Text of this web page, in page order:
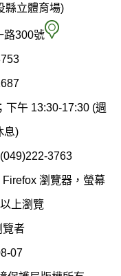
保
局
圖
縣立體育場)
路300號 空
染
制
科
(南
下午 13:30-17:30 (週
息)
3763
瀏覽器，螢幕
上瀏覽
覽者
07